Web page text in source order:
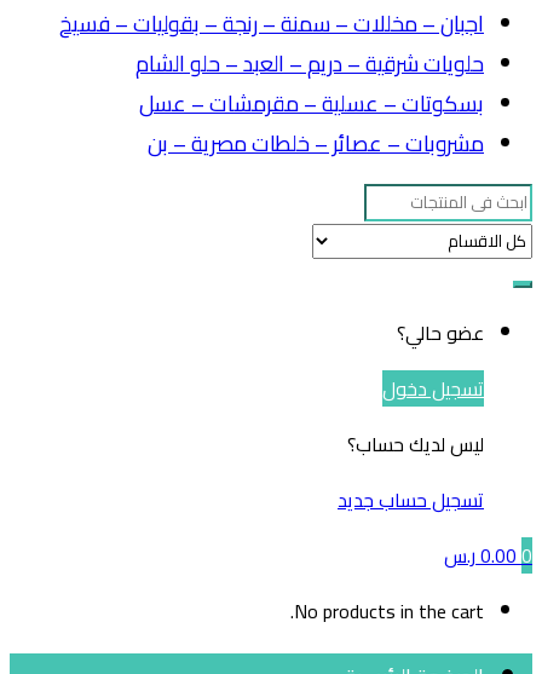
اجبان – مخللات – سمنة – رنجة – بقوليات – فسيخ
حلويات شرقية – دريم – العبد – حلو الشام
بسكوتات – عسلية – مقرمشات – عسل
مشروبات – عصائر – خلطات مصرية – بن
Search
for:
عضو حالي؟
تسجيل دخول
ليس لديك حساب؟
تسجيل حساب جديد
0
0.00ر.س
No products in the cart.